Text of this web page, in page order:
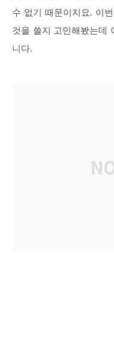
수 없기 때문이지요. 이
것을 쓸지 고민해봤는데
니다.